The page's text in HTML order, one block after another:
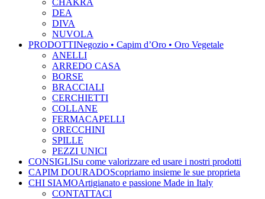
DEA
DIVA
NUVOLA
PRODOTTINegozio • Capim d’Oro • Oro Vegetale
ANELLI
ARREDO CASA
BORSE
BRACCIALI
CERCHIETTI
COLLANE
FERMACAPELLI
ORECCHINI
SPILLE
PEZZI UNICI
CONSIGLISu come valorizzare ed usare i nostri prodotti
CAPIM DOURADOScopriamo insieme le sue proprieta
CHI SIAMOArtigianato e passione Made in Italy
CONTATTACI